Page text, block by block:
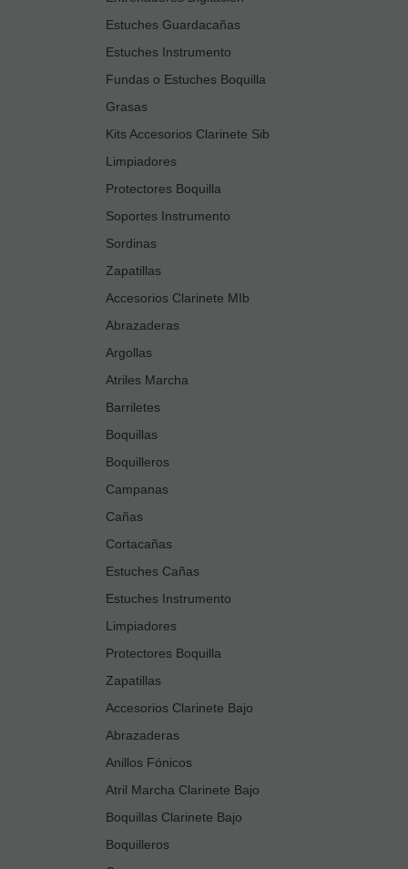
Estuches Guardacañas
Estuches Instrumento
Fundas o Estuches Boquilla
Grasas
Kits Accesorios Clarinete Sib
Limpiadores
Protectores Boquilla
Soportes Instrumento
Sordinas
Zapatillas
Accesorios Clarinete MIb
Abrazaderas
Argollas
Atriles Marcha
Barriletes
Boquillas
Boquilleros
Campanas
Cañas
Cortacañas
Estuches Cañas
Estuches Instrumento
Limpiadores
Protectores Boquilla
Zapatillas
Accesorios Clarinete Bajo
Abrazaderas
Anillos Fónicos
Atril Marcha Clarinete Bajo
Boquillas Clarinete Bajo
Boquilleros